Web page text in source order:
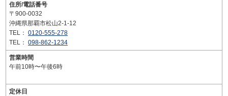
住所/電話番号
〒900-0032
沖縄県那覇市松山2-1-12
TEL： 0120-555-278
TEL： 098-862-1234
営業時間
午前10時〜午後6時
定休日